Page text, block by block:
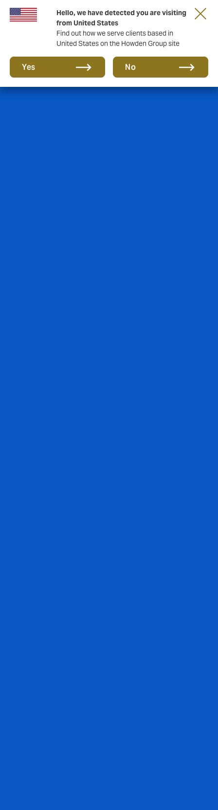
Hello, we have detected you are visiting
from United States
Find out how we serve clients based in
United States on the Howden Group site
Yes No